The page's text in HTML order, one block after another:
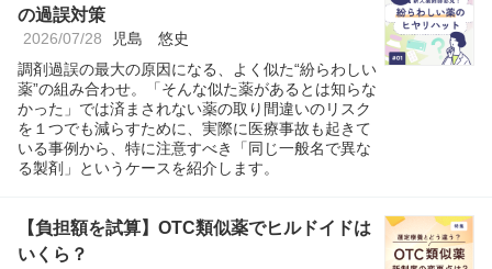
の過誤対策
2026/07/28 児島 悠史
調剤過誤の最大の原因になる、よく似た“紛らわしい
薬”の組み合わせ。「そんな似た薬があるとは知らな
かった」では済まされない薬の取り間違いのリスク
を１つでも減らすために、実際に医療事故も起きて
いる事例から、特に注意すべき「同じ一般名で異な
る製剤」というケースを紹介します。
【負担額を試算】OTC類似薬でヒルドイドは
いくら？